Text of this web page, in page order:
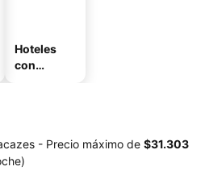
Hoteles
con
- Precio máximo de ‎$31.303